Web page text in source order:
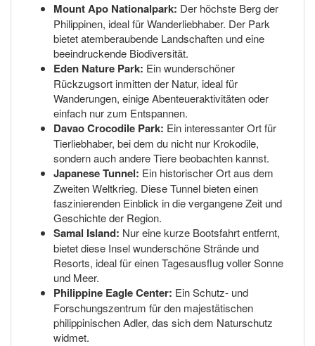
Mount Apo Nationalpark: Der höchste Berg der
Philippinen, ideal für Wanderliebhaber. Der Park
bietet atemberaubende Landschaften und eine
beeindruckende Biodiversität.
Eden Nature Park: Ein wunderschöner
Rückzugsort inmitten der Natur, ideal für
Wanderungen, einige Abenteueraktivitäten oder
einfach nur zum Entspannen.
Davao Crocodile Park: Ein interessanter Ort für
Tierliebhaber, bei dem du nicht nur Krokodile,
sondern auch andere Tiere beobachten kannst.
Japanese Tunnel: Ein historischer Ort aus dem
Zweiten Weltkrieg. Diese Tunnel bieten einen
faszinierenden Einblick in die vergangene Zeit und
Geschichte der Region.
Samal Island: Nur eine kurze Bootsfahrt entfernt,
bietet diese Insel wunderschöne Strände und
Resorts, ideal für einen Tagesausflug voller Sonne
und Meer.
Philippine Eagle Center: Ein Schutz- und
Forschungszentrum für den majestätischen
philippinischen Adler, das sich dem Naturschutz
widmet.